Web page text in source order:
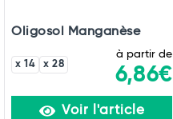
Oligosol Manganèse
x 14 x 28
à partir de
6,86€
Voir l'article